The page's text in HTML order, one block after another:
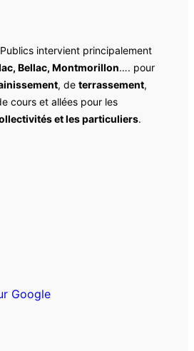
intervient principalement
Bellac, Montmorillon…. pour
, de terrassement,
cours et allées pour les
et les particuliers.
Google